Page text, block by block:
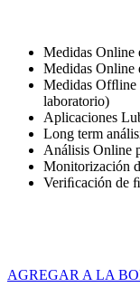
Medidas Online
Medidas Online
Medidas Ofﬂine
laboratorio)
Aplicaciones
Long term
Análisis Online
Monitorización
Veriﬁcación de
AGREGAR A LA